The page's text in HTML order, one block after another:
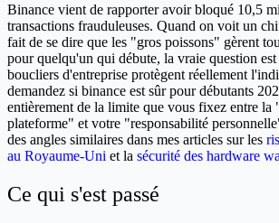
Binance vient de rapporter avoir bloqué 10,5
transactions frauduleuses. Quand on voit un
fait de se dire que les "gros poissons" gèrent
pour quelqu'un qui débute, la vraie question
boucliers d'entreprise protègent réellement
demandez si binance est sûr pour débutants
entièrement de la limite que vous fixez entre la
plateforme" et votre "responsabilité
des angles similaires dans mes articles sur les
au Royaume-Uni et la sécurité des hardware
Ce qui s'est passé